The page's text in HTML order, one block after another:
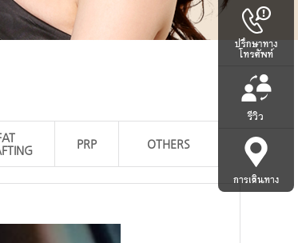
PRP OTHERS